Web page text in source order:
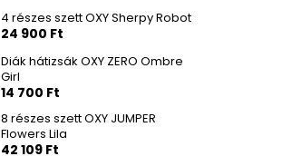
4 részes szett OXY Sherpy Robot
24 900 Ft
Diák hátizsák OXY ZERO Ombre
Girl
14 700 Ft
8 részes szett OXY JUMPER
Flowers Lila
42 109 Ft